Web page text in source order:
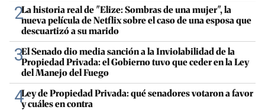
2La historia real de "Elize: Sombras de una mujer", la
nueva película de Netflix sobre el caso de una esposa que
descuartizó a su marido
3El Senado dio media sanción a la Inviolabilidad de la
Propiedad Privada: el Gobierno tuvo que ceder en la Ley
del Manejo del Fuego
4Ley de Propiedad Privada: qué senadores votaron a favor
y cuáles en contra